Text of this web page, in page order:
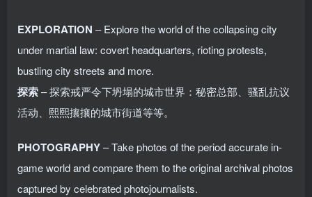
EXPLORATION – Explore the world of the collapsing city
under martial law: covert headquarters, rioting protests,
bustling city streets and more.
探索– 探索戒严令下坍塌的城市世界：秘密总部、骚乱抗议
活动、熙熙攘攘的城市街道等等。
PHOTOGRAPHY– Take photos of the period accurate in-
game world and compare them to the original archival photos
captured by celebrated photojournalists.